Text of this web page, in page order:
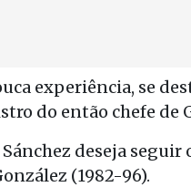
experiência, se
do então chefe de
deseja seguir
(1982-96).